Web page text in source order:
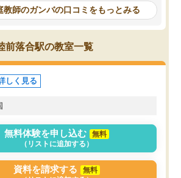
今では平均点以上の
した！あと1年受験ま
末教室を使用しな
いと思います！
問できるのでとても助か
教師のガンバの口コミをもっとみる
前落合駅の教室一覧
しく見る
無料体験を申し込む
無料
（リストに追加する）
資料を請求する
無料